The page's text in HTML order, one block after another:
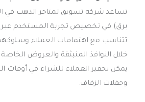
تساعد شركة تسويق لمتاجر الذهب في
برق) في تخصيص تجربة المستخدم
تتناسب مع اهتمامات العملاء
خلال النوافذ المنبثقة والعروض
يمكن تحفيز العملاء للشراء في أوقات
وحفلات الزفاف.